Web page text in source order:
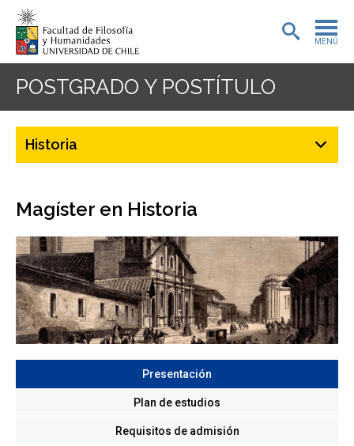
MENÚ
PORTADA
EXTENSIÓN
BIBLIOTECA
DEPARTAMENTOS
FACULTAD
Académicos Egresados
POSTGRADO Y POSTÍTULO
Historia
Magíster en Historia
Presentación
Plan de estudios
Requisitos de admisión